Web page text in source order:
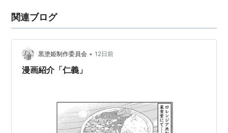
関連ブログ
黒塗姫制作委員会 • 12日前
漫画紹介「仁義」